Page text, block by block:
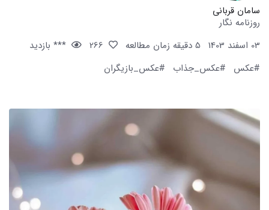
سامان قربانی
روزنامه نگار
03 اسفند 1403
5 دقیقه زمان مطالعه
*** بازدید
#عکس
#عکس_جذاب #عکس_بازیگران